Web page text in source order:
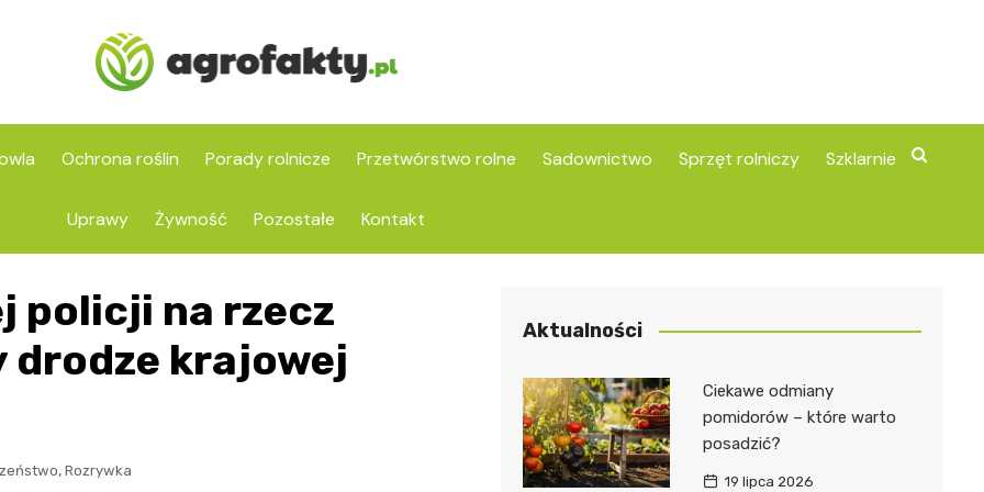
Ochrona roślin Porady rolnicze Przetwórstwo rolne Sadownictwo Sprzęt rolniczy Szklarnie
Uprawy Żywność Pozostałe Kontakt
policji na rzecz
drodze krajowej
, Rozrywka
Aktualności
Ciekawe odmiany
pomidorów – które warto
posadzić?
19 lipca 2026